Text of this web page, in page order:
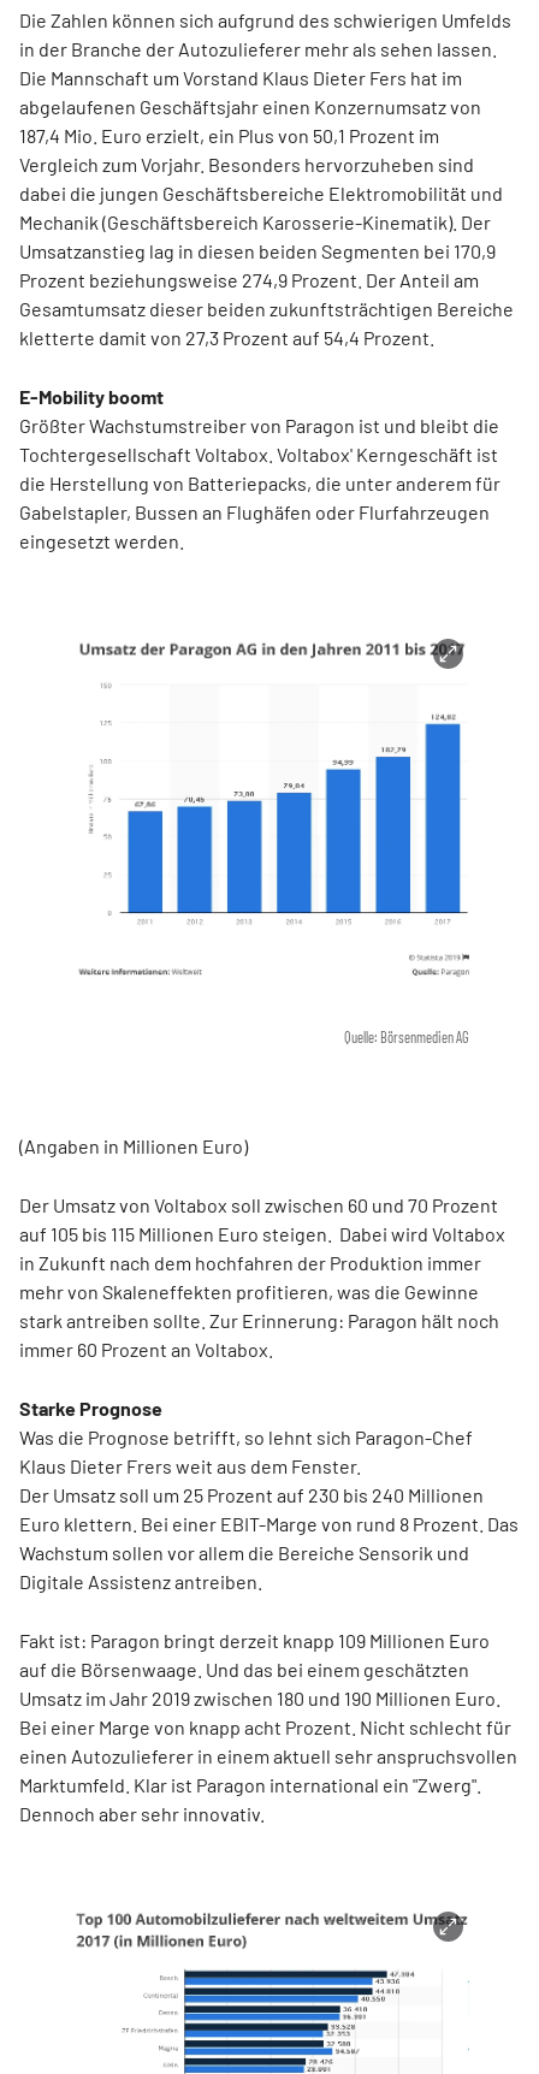
Die Zahlen können sich aufgrund des schwierigen Umfelds
in der Branche der Autozulieferer mehr als sehen lassen.
Die Mannschaft um Vorstand Klaus Dieter Fers hat im
abgelaufenen Geschäftsjahr einen Konzernumsatz von
187,4 Mio. Euro erzielt, ein Plus von 50,1 Prozent im
Vergleich zum Vorjahr. Besonders hervorzuheben sind
dabei die jungen Geschäftsbereiche Elektromobilität und
Mechanik (Geschäftsbereich Karosserie-Kinematik). Der
Umsatzanstieg lag in diesen beiden Segmenten bei 170,9
Prozent beziehungsweise 274,9 Prozent. Der Anteil am
Gesamtumsatz dieser beiden zukunftsträchtigen Bereiche
kletterte damit von 27,3 Prozent auf 54,4 Prozent.
E-Mobility boomt
Größter Wachstumstreiber von Paragon ist und bleibt die
Tochtergesellschaft Voltabox. Voltabox' Kerngeschäft ist
die Herstellung von Batteriepacks, die unter anderem für
Gabelstapler, Bussen an Flughäfen oder Flurfahrzeugen
eingesetzt werden.
Quelle: Börsenmedien AG
(Angaben in Millionen Euro)
Der Umsatz von Voltabox soll zwischen 60 und 70 Prozent
auf 105 bis 115 Millionen Euro steigen. Dabei wird Voltabox
in Zukunft nach dem hochfahren der Produktion immer
mehr von Skaleneffekten profitieren, was die Gewinne
stark antreiben sollte. Zur Erinnerung: Paragon hält noch
immer 60 Prozent an Voltabox.
Starke Prognose
Was die Prognose betrifft, so lehnt sich Paragon-Chef
Klaus Dieter Frers weit aus dem Fenster.
Der Umsatz soll um 25 Prozent auf 230 bis 240 Millionen
Euro klettern. Bei einer EBIT-Marge von rund 8 Prozent. Das
Wachstum sollen vor allem die Bereiche Sensorik und
Digitale Assistenz antreiben.
Fakt ist: Paragon bringt derzeit knapp 109 Millionen Euro
auf die Börsenwaage. Und das bei einem geschätzten
Umsatz im Jahr 2019 zwischen 180 und 190 Millionen Euro.
Bei einer Marge von knapp acht Prozent. Nicht schlecht für
einen Autozulieferer in einem aktuell sehr anspruchsvollen
Marktumfeld. Klar ist Paragon international ein "Zwerg".
Dennoch aber sehr innovativ.